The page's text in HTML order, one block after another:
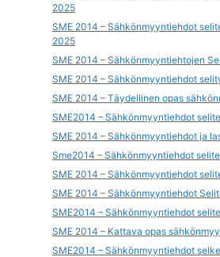
2025
SME 2014 – Sähkönmyyntiehdot
2025
SME 2014 – Sähkönmyyntiehtojen
SME 2014 – Sähkönmyyntiehdot
SME 2014 – Täydellinen opas
SME2014 – Sähkönmyyntiehdot
SME 2014 – Sähkönmyyntiehdot ja
Sme2014 – Sähkönmyyntiehdot
SME 2014 – Sähkönmyyntiehdot
SME 2014 – Sähkönmyyntiehdot
SME2014 – Sähkönmyyntiehdot
SME 2014 – Kattava opas
SME2014 – Sähkönmyyntiehdot